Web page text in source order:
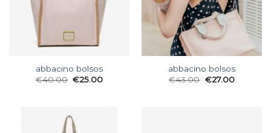
abbacino bolsos
€40.00 €25.00
abbacino bolsos
€43.00 €27.00